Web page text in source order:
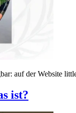
auf der Website
ist?